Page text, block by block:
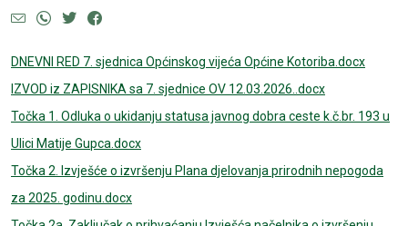
DNEVNI RED 7. sjednica Općinskog vijeća Općine Kotoriba.docx
IZVOD iz ZAPISNIKA sa 7. sjednice OV 12.03.2026..docx
Točka 1. Odluka o ukidanju statusa javnog dobra ceste k.č.br. 193 u
Ulici Matije Gupca.docx
Točka 2. Izvješće o izvršenju Plana djelovanja prirodnih nepogoda
za 2025. godinu.docx